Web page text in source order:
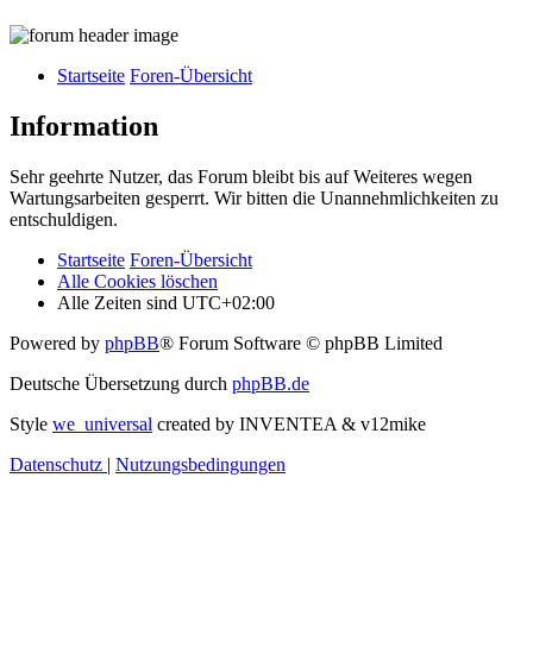
Startseite Foren-Übersicht
Information
Sehr geehrte Nutzer, das Forum bleibt bis auf Weiteres wegen
Wartungsarbeiten gesperrt. Wir bitten die Unannehmlichkeiten zu
entschuldigen.
Startseite Foren-Übersicht
Alle Cookies löschen
Alle Zeiten sind UTC+02:00
Powered by phpBB® Forum Software © phpBB Limited
Deutsche Übersetzung durch phpBB.de
Style we_universal created by INVENTEA & v12mike
Datenschutz | Nutzungsbedingungen